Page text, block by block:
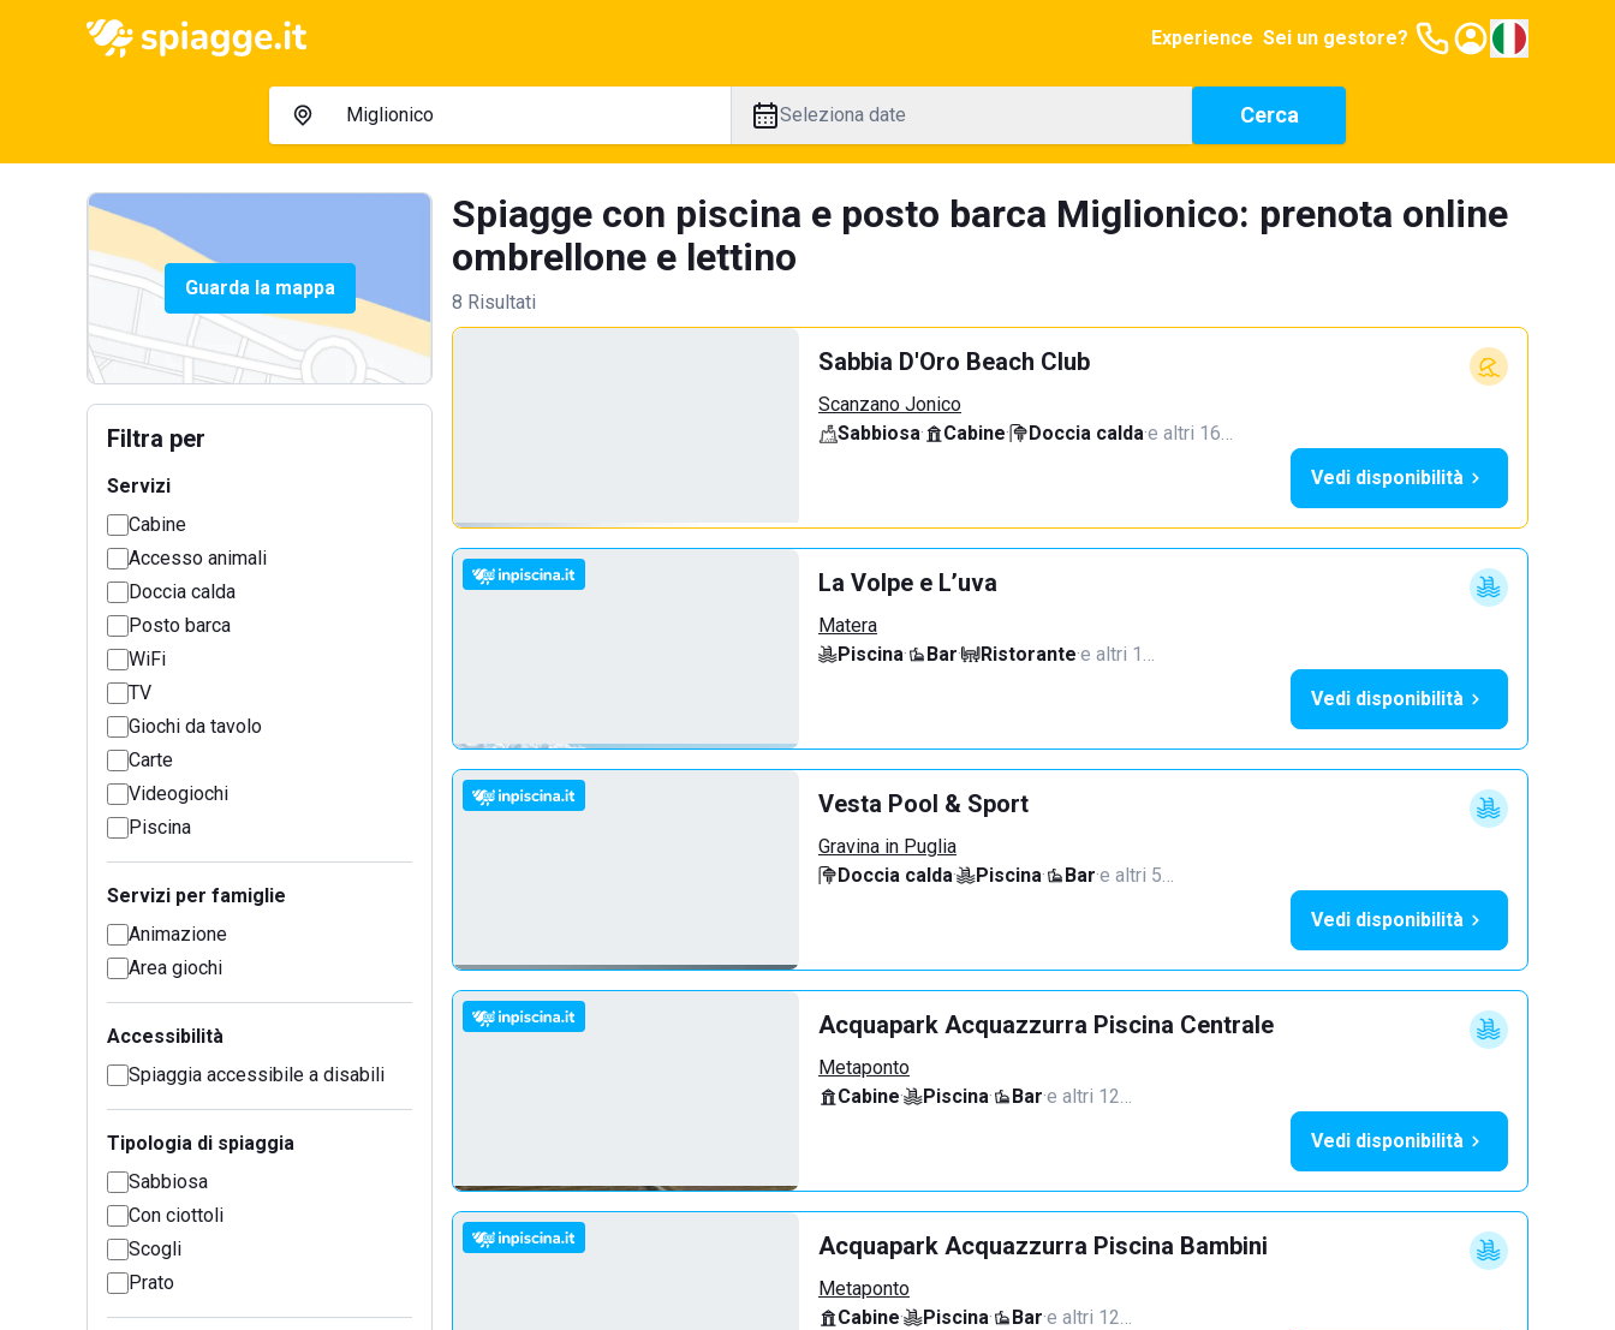
Experience Sei un gestore?
Seleziona date Cerca
Guarda la mappa
Filtra per
Servizi
Cabine
Accesso animali
Doccia calda
Posto barca
WiFi
TV
Giochi da tavolo
Carte
Videogiochi
Piscina
Servizi per famiglie
Animazione
Area giochi
Accessibilità
Spiaggia accessibile a disabili
Tipologia di spiaggia
Sabbiosa
Con ciottoli
Scogli
Prato
Spiagge con piscina e posto barca Miglionico: prenota online
ombrellone e lettino
8 Risultati
Sabbia D'Oro Beach Club
Scanzano Jonico
Sabbiosa· Cabine· Doccia calda·e altri 16…
Vedi disponibilità
La Volpe e L’uva
Matera
Piscina· Bar· Ristorante·e altri 1…
Vedi disponibilità
Vesta Pool & Sport
Gravina in Puglia
Doccia calda· Piscina· Bar·e altri 5…
Vedi disponibilità
Acquapark Acquazzurra Piscina Centrale
Metaponto
Cabine· Piscina· Bar·e altri 12…
Vedi disponibilità
Acquapark Acquazzurra Piscina Bambini
Metaponto
Cabine· Piscina· Bar·e altri 12…